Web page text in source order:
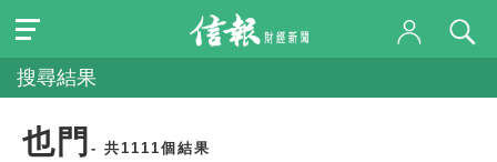
搜尋結果
也門 - 共1111個結果